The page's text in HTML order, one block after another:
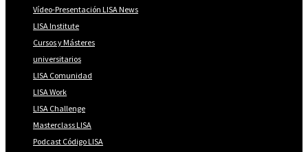
Vídeo-Presentación LISA News
LISA Institute
Cursos y Másteres
universitarios
LISA Comunidad
LISA Work
LISA Challenge
Masterclass LISA
Podcast Código LISA